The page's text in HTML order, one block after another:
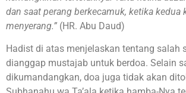
dan saat perang berkecamuk, ketika kedua
menyerang.” (HR. Abu Daud)
Hadist di atas menjelaskan tentang salah
dianggap mustajab untuk berdoa. Selain
dikumandangkan, doa juga tidak akan